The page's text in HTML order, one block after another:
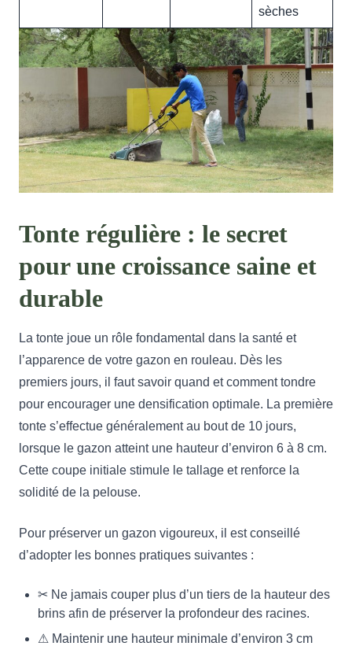
sèches
Tonte régulière : le secret
pour une croissance saine et
durable
La tonte joue un rôle fondamental dans la santé et
l’apparence de votre gazon en rouleau. Dès les
premiers jours, il faut savoir quand et comment tondre
pour encourager une densification optimale. La première
tonte s’effectue généralement au bout de 10 jours,
lorsque le gazon atteint une hauteur d’environ 6 à 8 cm.
Cette coupe initiale stimule le tallage et renforce la
solidité de la pelouse.
Pour préserver un gazon vigoureux, il est conseillé
d’adopter les bonnes pratiques suivantes :
✂ Ne jamais couper plus d’un tiers de la hauteur des
brins afin de préserver la profondeur des racines.
⚠ Maintenir une hauteur minimale d’environ 3 cm